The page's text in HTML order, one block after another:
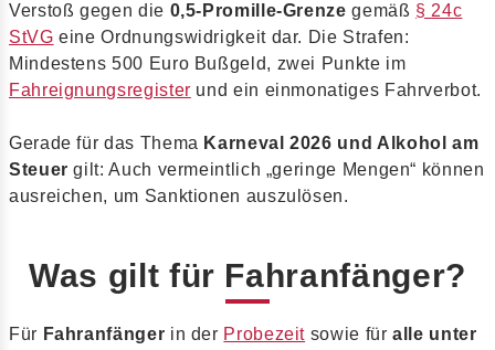
Verstoß gegen die 0,5-Promille-Grenze gemäß § 24c
StVG eine Ordnungswidrigkeit dar. Die Strafen:
Mindestens 500 Euro Bußgeld, zwei Punkte im
Fahreignungsregister und ein einmonatiges Fahrverbot.
Gerade für das Thema Karneval 2026 und Alkohol am
Steuer gilt: Auch vermeintlich „geringe Mengen“ können
ausreichen, um Sanktionen auszulösen.
Was gilt für Fahranfänger?
Für Fahranfänger in der Probezeit sowie füralle unter